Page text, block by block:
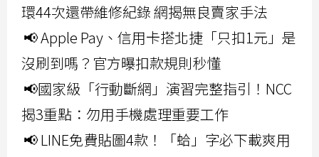
環44次還帶維修紀錄 網揭無良賣家手法
📢 Apple Pay、信用卡搭北捷「只扣1元」是
沒刷到嗎？官方曝扣款規則秒懂
📢國家級「行動斷網」演習完整指引！NCC
揭3重點：勿用手機處理重要工作
📢 LINE免費貼圖4款！「蛤」字必下載爽用